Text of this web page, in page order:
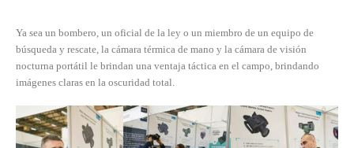
Ya sea un bombero, un oficial de la ley o un miembro de un equipo de
búsqueda y rescate, la cámara térmica de mano y la cámara de visión
nocturna portátil le brindan una ventaja táctica en el campo, brindando
imágenes claras en la oscuridad total.